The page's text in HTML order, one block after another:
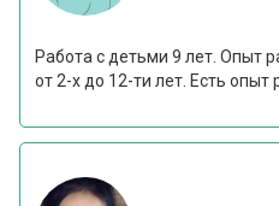
Работа с детьми 9 лет. Опыт
от 2-х до 12-ти лет. Есть опыт